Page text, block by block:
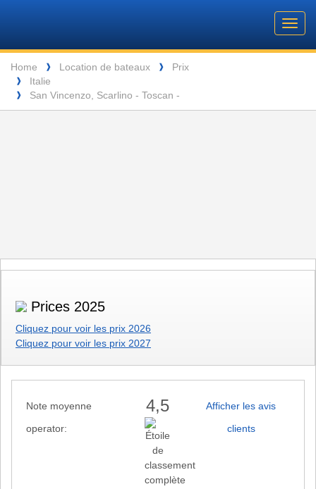
Barone
Yachting
Breadcrumb
Home ❱ Location de bateaux ❱ Prix
❱ Italie
❱ San Vincenzo, Scarlino - Toscan -
Prices 2025
Cliquez pour voir les prix 2026
Cliquez pour voir les prix 2027
Note moyenne
operator:
4,5
Afficher les avis
clients